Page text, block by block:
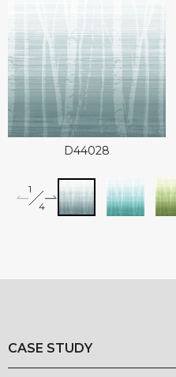
可能性アートプロジェクト
Landscapes
Illustrated Story
基材一覧
D44028
1
2 4
CASE STUDY